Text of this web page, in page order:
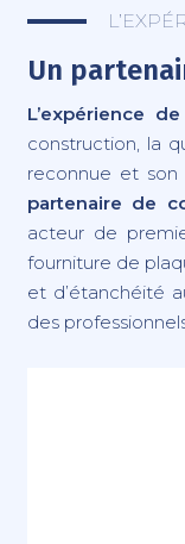
Un
L’expérience
construction, la
reconnue et
partenaire de
acteur de
fourniture de
et d’étanchéité
des